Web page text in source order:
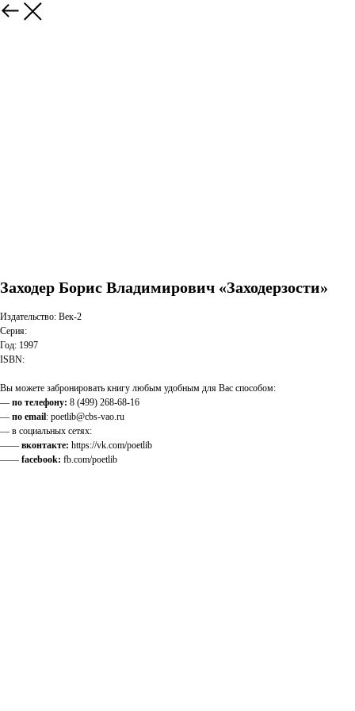
Заходер Борис Владимирович «Заходерзости»
Издательство: Век-2
Серия:
Год: 1997
ISBN:
Вы можете забронировать книгу любым удобным для Вас способом:
— по телефону: 8 (499) 268-68-16
— по email: poetlib@cbs-vao.ru
— в социальных сетях:
—— вконтакте: https://vk.com/poetlib
—— facebook: fb.com/poetlib